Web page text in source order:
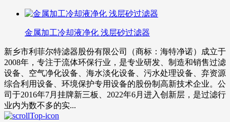
金属加工冷却液净化 浅层砂过滤器
新乡市利菲尔特滤器股份有限公司（商标：海特净诺）成立于
2008年，专注于流体环保行业，是专业研发、制造和销售过滤
设备、空气净化设备、海水淡化设备、污水处理设备、弃资源
综合利用设备、环境保护专用设备的股份制高新技术企业。公
司于2016年7月挂牌新三板、2022年6月进入创新层，是过滤行
业内为数不多的实...